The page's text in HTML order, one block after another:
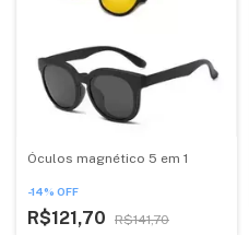
Óculos magnético 5 em 1
-14% OFF
R$121,70 R$141,70